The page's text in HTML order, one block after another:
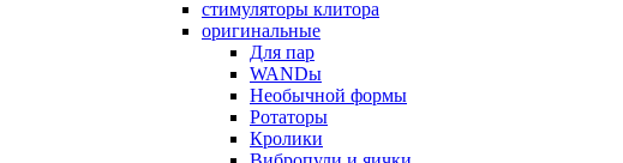
стимуляторы клитора
оригинальные
Для пар
WANDы
Необычной формы
Ротаторы
Кролики